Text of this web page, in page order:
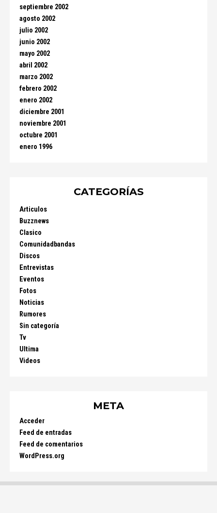
septiembre 2002
agosto 2002
julio 2002
junio 2002
mayo 2002
abril 2002
marzo 2002
febrero 2002
enero 2002
diciembre 2001
noviembre 2001
octubre 2001
enero 1996
CATEGORÍAS
Articulos
Buzznews
Clasico
Comunidadbandas
Discos
Entrevistas
Eventos
Fotos
Noticias
Rumores
Sin categoría
Tv
Ultima
Videos
META
Acceder
Feed de entradas
Feed de comentarios
WordPress.org